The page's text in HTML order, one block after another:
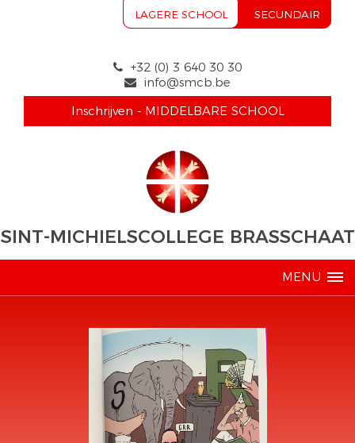
+32 (0) 3 640 30 30
info@smcb.be
Inschrijven - MIDDELBARE SCHOOL
SINT-MICHIELSCOLLEGE BRASSCHAAT
LAGERE SCHOOL SECUNDAIR
MENU